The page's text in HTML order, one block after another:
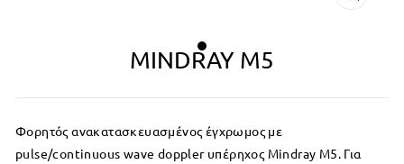
MINDRAY M5
Φορητός ανακατασκευασμένος έγχρωμος με
pulse/continuous wave doppler υπέρηχος Mindray M5. Για